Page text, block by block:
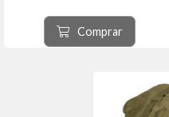
CARGA SUP. 36" - Color Verde Oliva
Comprar